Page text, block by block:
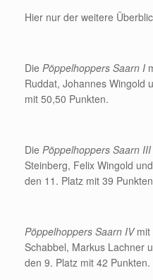
Hier nur der weitere
Die Pöppelhoppers Saarn I
Ruddat, Johannes Wingold
mit 50,50 Punkten.
Die Pöppelhoppers Saarn III
Steinberg, Felix Wingold
den 11. Platz mit 39
Pöppelhoppers Saarn IVmit
Schabbel, Markus Lachner
den 9. Platz mit 42 Punkten.